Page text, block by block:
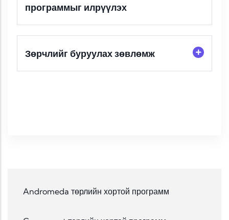
программыг илрүүлэх
Зөрчлийг буруулах зөвлөмж
Andromeda төрлийн хортой программ